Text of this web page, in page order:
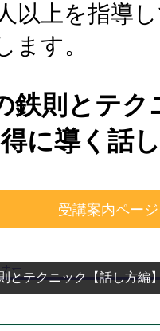
以上を指導
ます。
鉄則とテク
に導く話